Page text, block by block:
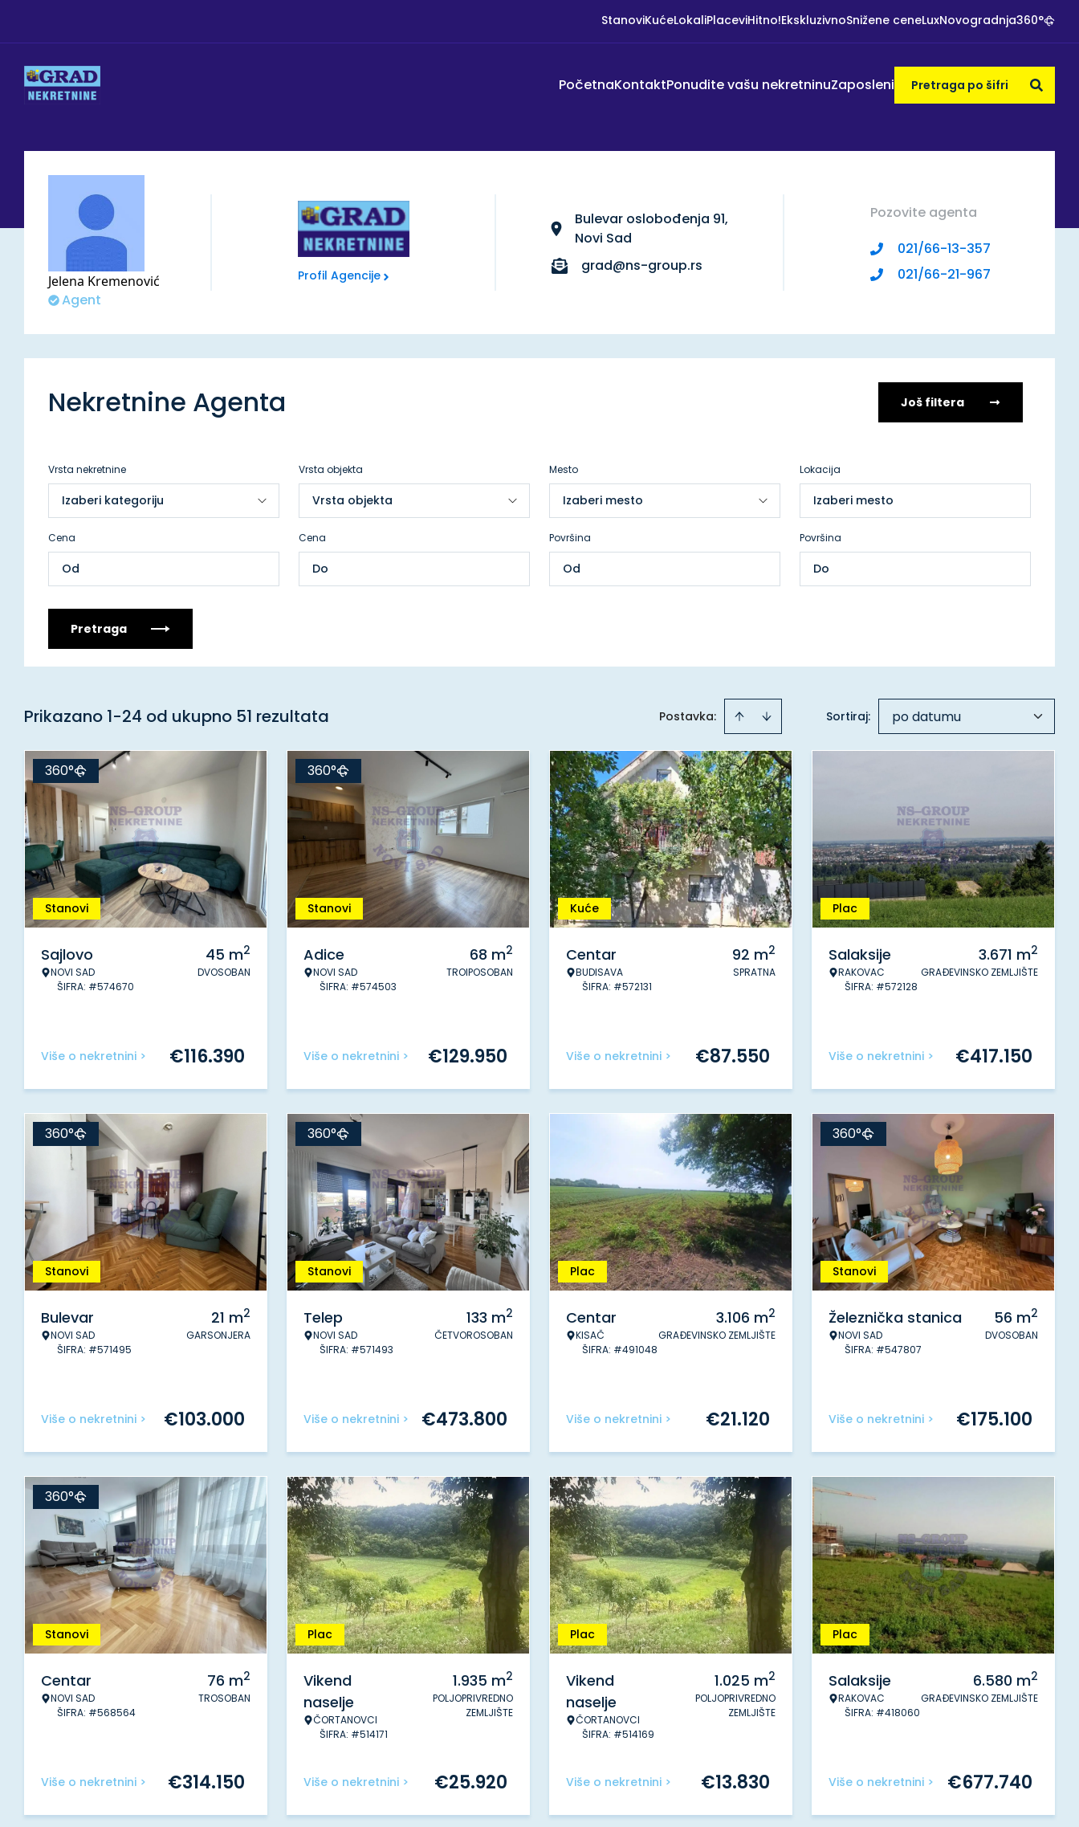
StanoviKućeLokaliPlaceviHitno!EkskluzivnoSnižene ceneLuxNovogradnja360°
PočetnaKontaktPonudite vašu nekretninuZaposleni
Jelena Kremenović
Agent
Profil Agencije
Bulevar oslobođenja 91,
Novi Sad
grad@ns-group.rs
Pozovite agenta
021/66-13-357
021/66-21-967
Nekretnine Agenta Još filtera
Vrsta nekretnine Vrsta objekta Mesto Lokacija
Izaberi mesto
Cena Cena Površina Površina
Pretraga
Prikazano 1-24 od ukupno 51 rezultata Postavka: Sortiraj: po datumu
Stanovi
360°
Sajlovo
NOVI SAD
ŠIFRA: #574670
45 m2
DVOSOBAN
Više o nekretnini > €116.390
Stanovi
360°
Adice
NOVI SAD
ŠIFRA: #574503
68 m2
TROIPOSOBAN
Više o nekretnini > €129.950
Kuće
Centar
BUDISAVA
ŠIFRA: #572131
92 m2
SPRATNA
Više o nekretnini > €87.550
Plac
Salaksije
RAKOVAC
ŠIFRA: #572128
3.671 m2
GRAĐEVINSKO ZEMLJIŠTE
Više o nekretnini > €417.150
Stanovi
360°
Bulevar
NOVI SAD
ŠIFRA: #571495
21 m2
GARSONJERA
Više o nekretnini > €103.000
Stanovi
360°
Telep
NOVI SAD
ŠIFRA: #571493
133 m2
ČETVOROSOBAN
Više o nekretnini > €473.800
Plac
Centar
KISAČ
ŠIFRA: #491048
3.106 m2
GRAĐEVINSKO ZEMLJIŠTE
Više o nekretnini > €21.120
Stanovi
360°
Železnička stanica
NOVI SAD
ŠIFRA: #547807
56 m2
DVOSOBAN
Više o nekretnini > €175.100
Stanovi
360°
Centar
NOVI SAD
ŠIFRA: #568564
76 m2
TROSOBAN
Više o nekretnini > €314.150
Plac
Vikend
naselje
ČORTANOVCI
ŠIFRA: #514171
1.935 m2
POLJOPRIVREDNO
ZEMLJIŠTE
Više o nekretnini > €25.920
Plac
Vikend
naselje
ČORTANOVCI
ŠIFRA: #514169
1.025 m2
POLJOPRIVREDNO
ZEMLJIŠTE
Više o nekretnini > €13.830
Plac
Salaksije
RAKOVAC
ŠIFRA: #418060
6.580 m2
GRAĐEVINSKO ZEMLJIŠTE
Više o nekretnini > €677.740